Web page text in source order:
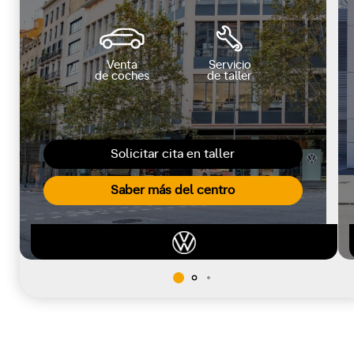
Solicitar cita en taller
Saber más del centro
Venta
de coches
Servicio
de taller